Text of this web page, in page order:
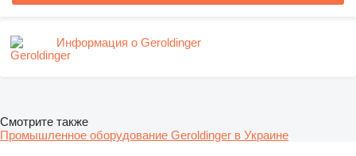
Информация о Geroldinger
Смотрите также
Промышленное оборудование Geroldinger в Украине